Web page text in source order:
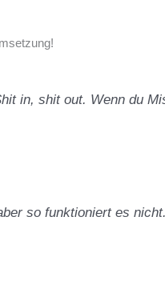
in, shit out. Wenn du
so funktioniert es